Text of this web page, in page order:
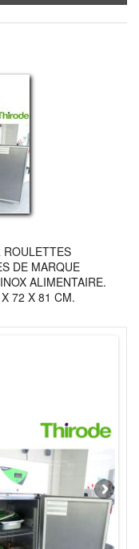
ROULETTES
DE MARQUE
ALIMENTAIRE.
72 X 81 CM.